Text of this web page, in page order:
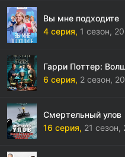
Вы мне подходите
4 серия, 1 сезон,
Гарри Поттер:
6 серия, 2 сезон,
Смертельный улов
16 серия, 21 сезон,